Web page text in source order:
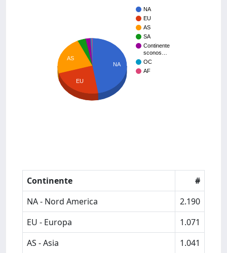
NA
EU
AS
SA
Continente
sconos…
OC
AF
NA
AS
EU
Continente
#
NA - Nord America
2.190
EU - Europa
1.071
AS - Asia
1.041